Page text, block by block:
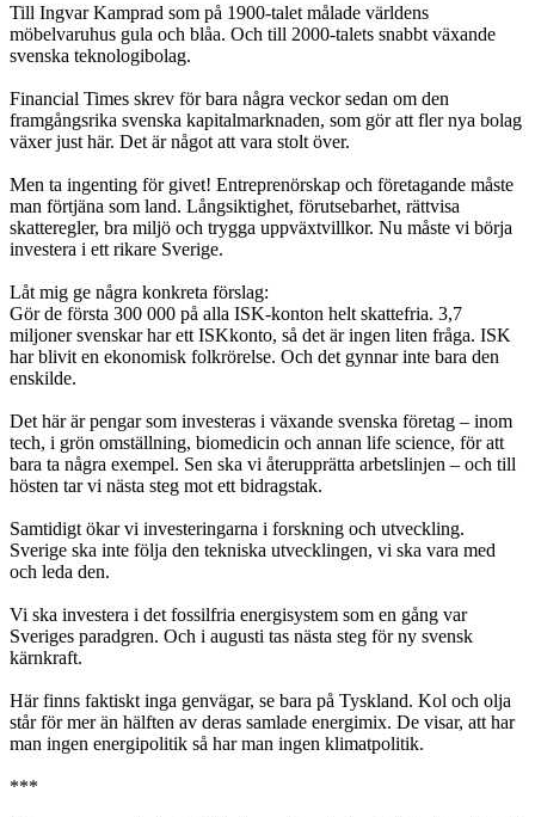
Till Ingvar Kamprad som på 1900-talet målade världens
möbelvaruhus gula och blåa. Och till 2000-talets snabbt växande
svenska teknologibolag.
Financial Times skrev för bara några veckor sedan om den
framgångsrika svenska kapitalmarknaden, som gör att fler nya bolag
växer just här. Det är något att vara stolt över.
Men ta ingenting för givet! Entreprenörskap och företagande måste
man förtjäna som land. Långsiktighet, förutsebarhet, rättvisa
skatteregler, bra miljö och trygga uppväxtvillkor. Nu måste vi börja
investera i ett rikare Sverige.
Låt mig ge några konkreta förslag:
Gör de första 300 000 på alla ISK-konton helt skattefria. 3,7
miljoner svenskar har ett ISKkonto, så det är ingen liten fråga. ISK
har blivit en ekonomisk folkrörelse. Och det gynnar inte bara den
enskilde.
Det här är pengar som investeras i växande svenska företag – inom
tech, i grön omställning, biomedicin och annan life science, för att
bara ta några exempel. Sen ska vi återupprätta arbetslinjen – och till
hösten tar vi nästa steg mot ett bidragstak.
Samtidigt ökar vi investeringarna i forskning och utveckling.
Sverige ska inte följa den tekniska utvecklingen, vi ska vara med
och leda den.
Vi ska investera i det fossilfria energisystem som en gång var
Sveriges paradgren. Och i augusti tas nästa steg för ny svensk
kärnkraft.
Här finns faktiskt inga genvägar, se bara på Tyskland. Kol och olja
står för mer än hälften av deras samlade energimix. De visar, att har
man ingen energipolitik så har man ingen klimatpolitik.
***